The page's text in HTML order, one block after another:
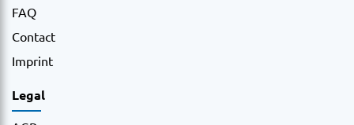
FAQ
Contact
Imprint
Legal